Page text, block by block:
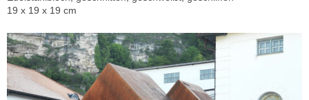
19 x 19 x 19 cm